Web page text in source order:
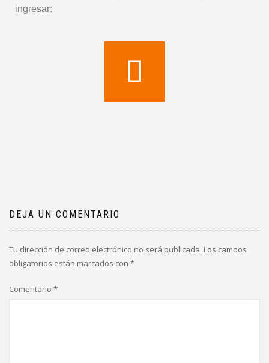
ingresar:
DEJA UN COMENTARIO
Tu dirección de correo electrónico no será publicada. Los campos
obligatorios están marcados con *
Comentario *